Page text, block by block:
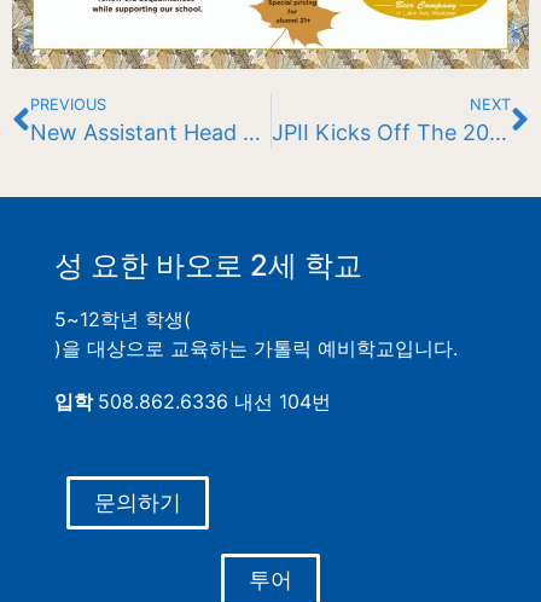
PREVIOUS
New Assistant Head of School: Grades 5-8
NEXT
JPII Kicks Off The 2023-2024 School Year
성 요한 바오로 2세 학교
5~12학년 학생(
)을 대상으로 교육하는 가톨릭 예비학교입니다.
입학 508.862.6336 내선 104번
문의하기
투어